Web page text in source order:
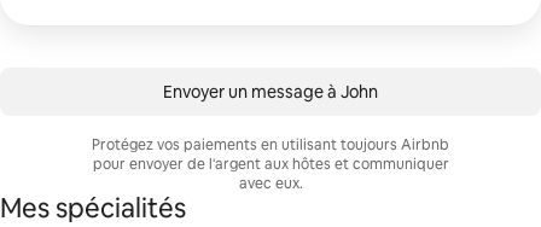
Envoyer un message à John
Protégez vos paiements en utilisant toujours Airbnb
pour envoyer de l'argent aux hôtes et communiquer
avec eux.
Mes spécialités